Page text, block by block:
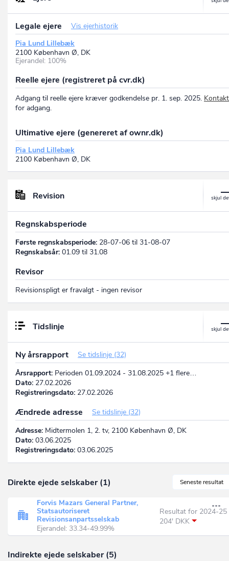
Legale ejere
Vis ejerhistorik
Pia Lund Lillebæk
2100 København Ø, DK
Ejerandel: 100%
Reelle ejere (registreret på cvr.dk)
Adgang til reelle ejere kræver godkendelse pr. 1. sep. 2025.
for adgang.
Ultimative ejere (genereret af ownr.dk)
Pia Lund Lillebæk
2100 København Ø, DK
Revision
Regnskabsperiode
Første regnskabsperiode: 28-07-06 til 31-08-07
Regnskabsår: 01.09 til 31.08
Revisor
Revisionspligt er fravalgt - ingen revisor
Tidslinje
Ny årsrapport
Se tidslinje (32)
Årsrapport: Perioden 01.09.2024 - 31.08.2025 +1 flere…
Dato: 27.02.2026
Registreringsdato: 27.02.2026
Ændrede adresse
Se tidslinje (32)
Adresse: Midtermolen 1, 2. tv, 2100 København Ø, DK
Dato: 03.06.2025
Registreringsdato: 03.06.2025
Seneste resultat
Direkte ejede selskaber (1)
Forvis Mazars General Partner,
Statsautoriseret
Revisionsanpartsselskab
Ejerandel: 33.34-49.99%
Resultat for 2024-25
204' DKK
Indirekte ejede selskaber (5)